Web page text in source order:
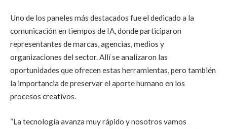
Uno de los paneles más destacados fue el dedicado a la
comunicación en tiempos de IA, donde participaron
representantes de marcas, agencias, medios y
organizaciones del sector. Allí se analizaron las
oportunidades que ofrecen estas herramientas, pero también
la importancia de preservar el aporte humano en los
procesos creativos.
“La tecnología avanza muy rápido y nosotros vamos